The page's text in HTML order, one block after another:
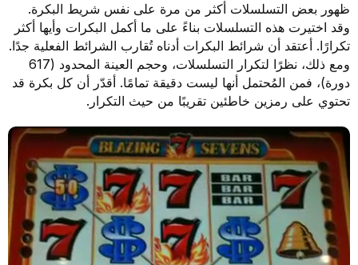
ظهور بعض التسلسلات أكثر من مرة على نفس شريط البكرة.
وقد اختيرت هذه التسلسلات بناءً على ما أكمل البكرات وأيها أكثر
تكرارًا. أعتقد أن شرائط البكرات أدناه تُقارب الشرائط الفعلية جدًا.
ومع ذلك، نظرًا لتكرار التسلسلات، وحجم العينة المحدود (617
دورة)، فمن المُحتمل أنها ليست دقيقة تمامًا. أقدّر أن كل بكرة قد
تحتوي على رمزين خاطئين تقريبًا من حيث التكرار.